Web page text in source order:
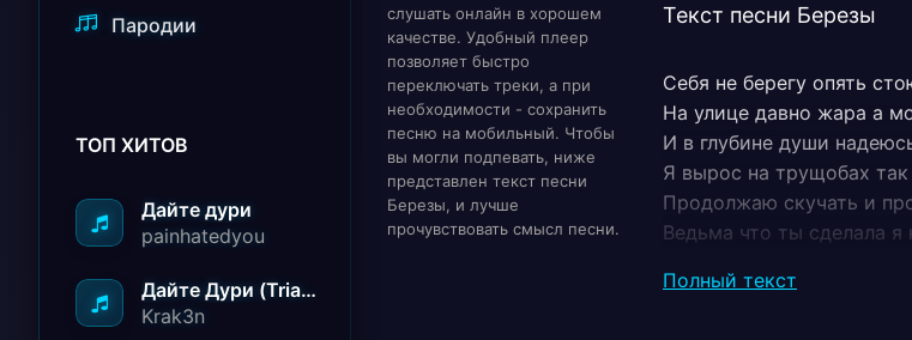
Пародии
ТОП ХИТОВ
Дайте дури
painhatedyou
Дайте Дури (Triad Remix)
Krak3n
слушать онлайн в хорошем
качестве. Удобный плеер
позволяет быстро
переключать треки, а при
необходимости - сохранить
песню на мобильный. Чтобы
вы могли подпевать, ниже
представлен текст песни
Березы, и лучше
прочувствовать смысл песни.
Текст песни Березы
Себя не берегу опять
На улице давно жара а
И в глубине души
Я вырос на трущобах
Продолжаю скучать и
Ведьма что ты сделала я
Таких как ты жгли на
Полный текст